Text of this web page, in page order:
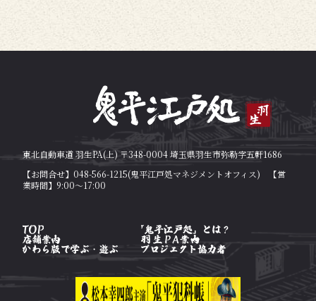
東北自動車道 羽生PA(上) 〒348-0004 埼玉県羽生市弥勒字五軒1686
【お問合せ】048-566-1215(鬼平江戸処マネジメントオフィス) 【営
業時間】9:00～17:00